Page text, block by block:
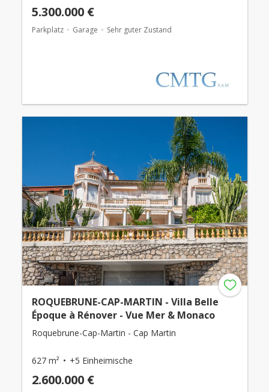
5.300.000 €
Parkplatz Garage Sehr guter Zustand
ROQUEBRUNE-CAP-MARTIN - Villa Belle
Époque à Rénover - Vue Mer & Monaco
Roquebrune-Cap-Martin - Cap Martin
627 m² +5 Einheimische
2.600.000 €